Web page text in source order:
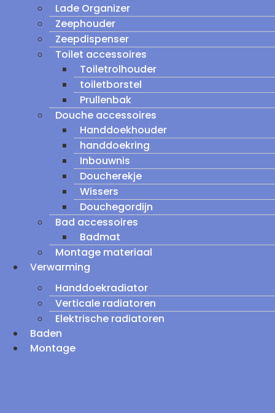
Lade Organizer
Zeephouder
Zeepdispenser
Toilet accessoires
Toiletrolhouder
toiletborstel
Prullenbak
Douche accessoires
Handdoekhouder
handdoekring
Inbouwnis
Doucherekje
Wissers
Douchegordijn
Bad accessoires
Badmat
Montage materiaal
Verwarming
Handdoekradiator
Verticale radiatoren
Elektrische radiatoren
Baden
Montage